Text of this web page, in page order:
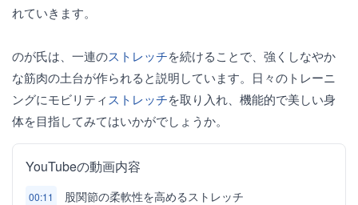
れていきます。
のが氏は、一連のストレッチを続けることで、強くしなやか
な筋肉の土台が作られると説明しています。日々のトレーニ
ングにモビリティ ストレッチを取り入れ、機能的で美しい身
体を目指してみてはいかがでしょうか。
YouTubeの動画内容
00:11 股関節の柔軟性を高めるストレッチ